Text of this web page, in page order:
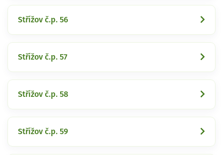
Střížov č.p. 56
Střížov č.p. 57
Střížov č.p. 58
Střížov č.p. 59